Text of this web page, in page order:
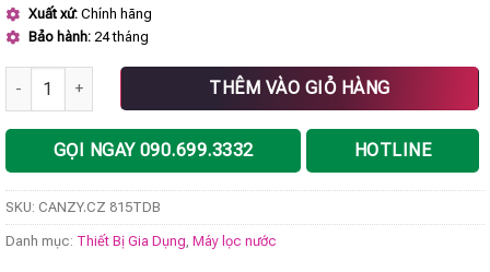
Xuất xứ: Chính hãng
Bảo hành: 24 tháng
Máy lọc nước CANZY CZ 815TDB số lượngTHÊM VÀO GIỎ HÀNG
GỌI NGAY 090.699.3332 HOTLINE
SKU: CANZY.CZ 815TDB
Danh mục: Thiết Bị Gia Dụng Máy lọc nước